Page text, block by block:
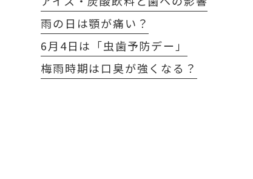
雨の日は顎が痛い？
6月4日は「虫歯予防デー」
梅雨時期は口臭が強くなる？